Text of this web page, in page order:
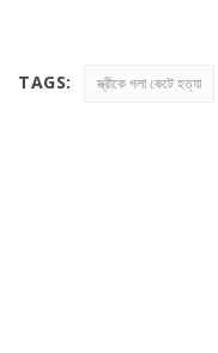
TAGS: স্ত্রীকে গলা কেটে হত্যা